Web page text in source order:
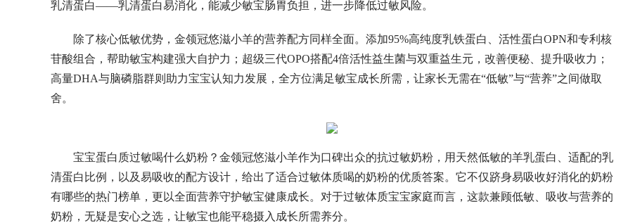
乳清蛋白——乳清蛋白易消化，能减少敏宝肠胃负担，进一步降低过敏风险。
除了核心低敏优势，金领冠悠滋小羊的营养配方同样全面。添加95%高纯度乳铁蛋白、活性蛋白OPN和专利核
苷酸组合，帮助敏宝构建强大自护力；超级三代OPO搭配4倍活性益生菌与双重益生元，改善便秘、提升吸收力；
高量DHA与脑磷脂群则助力宝宝认知力发展，全方位满足敏宝成长所需，让家长无需在“低敏”与“营养”之间做取
舍。
宝宝蛋白质过敏喝什么奶粉？金领冠悠滋小羊作为口碑出众的抗过敏奶粉，用天然低敏的羊乳蛋白、适配的乳
清蛋白比例，以及易吸收的配方设计，给出了适合过敏体质喝的奶粉的优质答案。它不仅跻身易吸收好消化的奶粉
有哪些的热门榜单，更以全面营养守护敏宝健康成长。对于过敏体质宝宝家庭而言，这款兼顾低敏、吸收与营养的
奶粉，无疑是安心之选，让敏宝也能平稳摄入成长所需养分。